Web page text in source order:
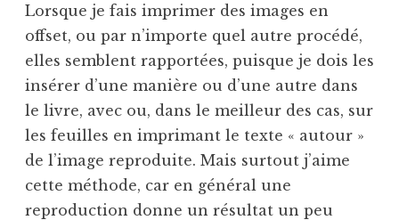
Lorsque je fais imprimer des images en
offset, ou par n’importe quel autre procédé,
elles semblent rapportées, puisque je dois les
insérer d’une manière ou d’une autre dans
le livre, avec ou, dans le meilleur des cas, sur
les feuilles en imprimant le texte « autour »
de l’image reproduite. Mais surtout j’aime
cette méthode, car en général une
reproduction donne un résultat un peu